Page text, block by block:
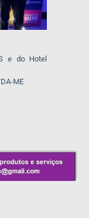
e do Hotel
ME